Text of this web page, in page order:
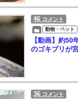
46 コメント
動物・ペット
【動画】約50
のゴキブリが
36 コメント